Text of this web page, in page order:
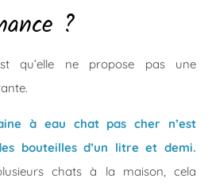
?
qu’elle ne propose pas une
à eau chat pas cher n’est
bouteilles d’un litre et demi.
chats à la maison, cela